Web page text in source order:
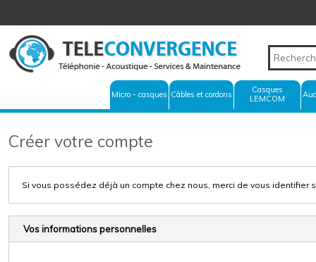
Micro - casques Câbles et cordons
Casques
LEMCOM
Créer votre compte
Si vous possédez déjà un compte chez nous, merci de vous identifier
Vos informations personnelles